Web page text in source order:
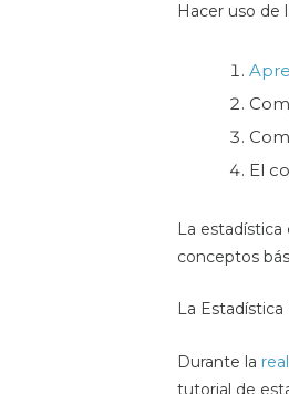
Hacer uso de
El
La
conceptos
La
Durante la
tutorial de